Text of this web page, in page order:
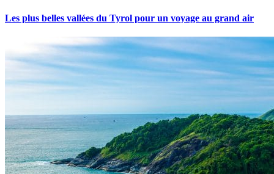
Les plus belles vallées du Tyrol pour un voyage au grand air